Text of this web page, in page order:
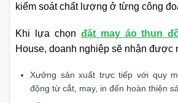
kiểm soát chất lượng ở từng công
Khi lựa chọn đặt may áo thun
House, doanh nghiệp sẽ nhận được
Xưởng sản xuất trực tiếp với quy
động từ cắt, may, in đến hoàn thiện